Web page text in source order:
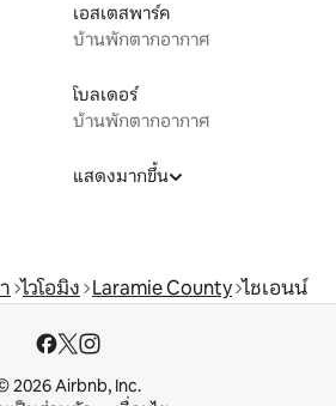
เอสเตสพาร์ค
บ้านพักตากอากาศ
โบลเดอร์
บ้านพักตากอากาศ
แสดงมากขึ้น
ไวโอมิง Laramie County ไชเอนน์
2026 Airbnb, Inc.